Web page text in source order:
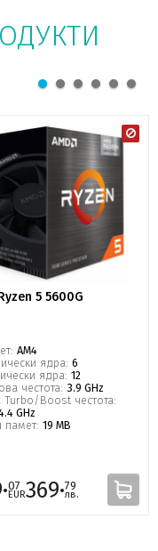
5 5600G
AM4
ядра: 6
ядра: 12
честота: 3.9 GHz
Turbo/Boost честота:
GHz
памет: 19 MB
07
EUR369·79
лв.